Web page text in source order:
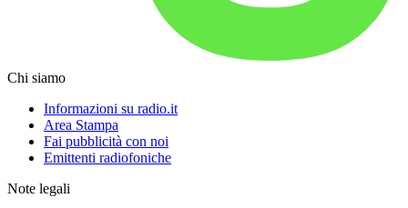
Chi siamo
Informazioni su radio.it
Area Stampa
Fai pubblicità con noi
Emittenti radiofoniche
Note legali